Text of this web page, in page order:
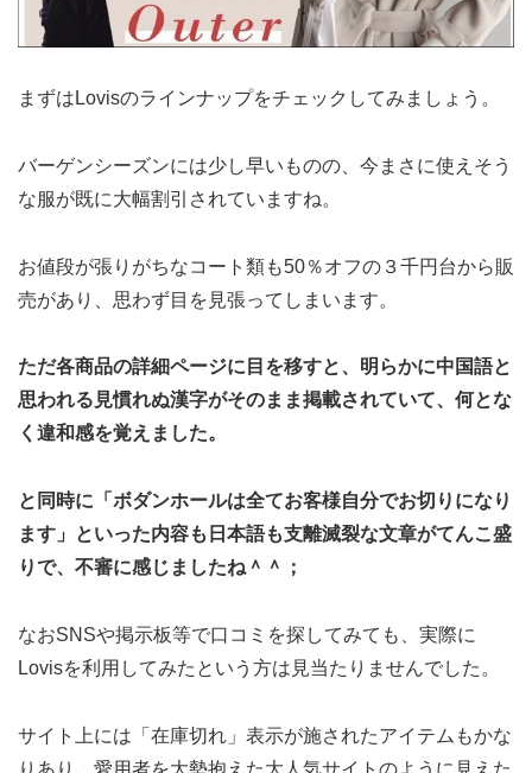
まずはLovisのラインナップをチェックしてみましょう。
バーゲンシーズンには少し早いものの、今まさに使えそう
な服が既に大幅割引されていますね。
お値段が張りがちなコート類も50％オフの３千円台から販
売があり、思わず目を見張ってしまいます。
ただ各商品の詳細ページに目を移すと、明らかに中国語と
思われる見慣れぬ漢字がそのまま掲載されていて、何とな
く違和感を覚えました。
と同時に「ボダンホールは全てお客様自分でお切りになり
ます」といった内容も日本語も支離滅裂な文章がてんこ盛
りで、不審に感じましたね＾＾；
なおSNSや掲示板等で口コミを探してみても、実際に
Lovisを利用してみたという方は見当たりませんでした。
サイト上には「在庫切れ」表示が施されたアイテムもかな
りあり、愛用者を大勢抱えた大人気サイトのように見えた